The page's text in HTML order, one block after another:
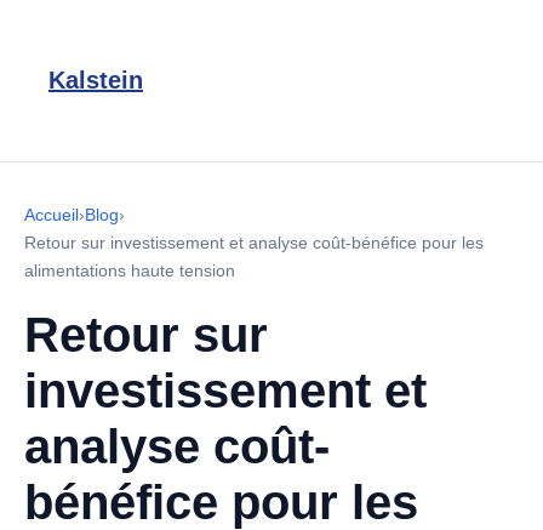
Kalstein
Accueil›Blog›
Retour sur investissement et analyse coût-bénéfice pour les
alimentations haute tension
Retour sur
investissement et
analyse coût-
bénéfice pour les